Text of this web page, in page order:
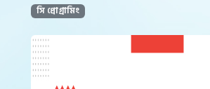
সি প্রোগ্রামিং